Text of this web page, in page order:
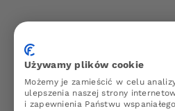
Używamy plików cookie
Możemy je zamieścić w celu
ulepszenia naszej strony
i zapewnienia Państwu